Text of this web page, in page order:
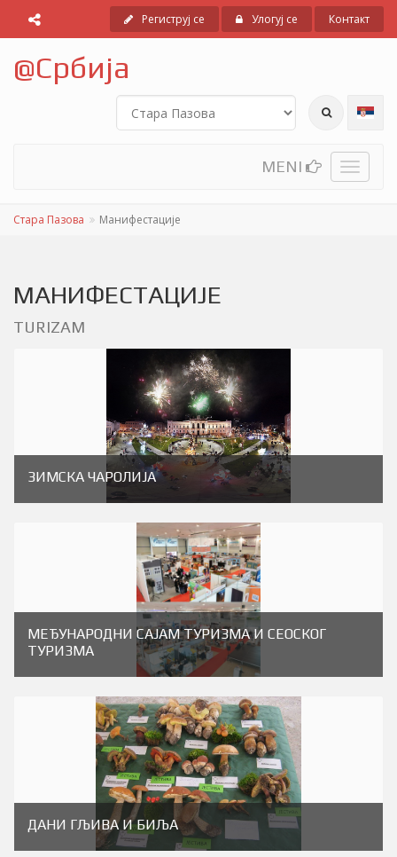
Региструј се Улогуј се Контакт
@Србија
Toggle
MENI
Стара Пазова Манифестације
МАНИФЕСТАЦИЈЕ
TURIZAM
ЗИМСКА ЧАРОЛИЈА
МЕЂУНАРОДНИ САЈАМ ТУРИЗМА И СЕОСКОГ
ТУРИЗМА
ДАНИ ГЉИВА И БИЉА